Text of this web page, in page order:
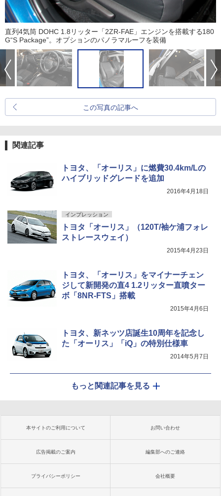
直列4気筒 DOHC 1.8リッター「2ZR-FAE」エンジンを搭載する180
G“S Package”。オプションのパノラマルーフを装備
この写真の記事へ
関連記事
トヨタ、「オーリス」に燃費30.4km/Lの
ハイブリッドグレードを追加
2016年4月18日
インプレッション
トヨタ「オーリス」（120T/袖ケ浦フォレ
ストレースウェイ）
2015年4月23日
トヨタ、「オーリス」をマイナーチェン
ジして新開発の直4 1.2リッター直噴ター
ボ「8NR-FTS」搭載
2015年4月6日
トヨタ、新ネッツ店誕生10周年を記念し
た「オーリス」「iQ」の特別仕様車
2014年5月7日
もっと関連記事を見る
本サイトのご利用について お問い合わせ
広告掲載のご案内 編集部へのご連絡
プライバシーポリシー 会社概要